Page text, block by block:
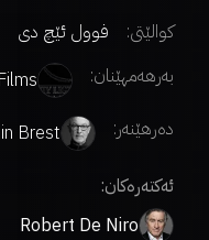
کوالێتی:
فوول ئێچ دی
بەرهەمهێنان:
دەرهێنەر:
Brest
ئەکتەرەکان:
Robert De Niro